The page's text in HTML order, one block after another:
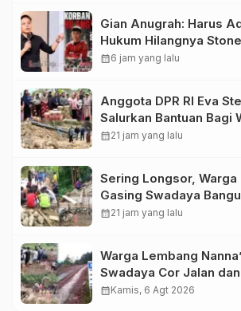
Gian Anugrah: Harus
Hukum Hilangnya
Keluarga tidak Larut
calendar_month6 jam yang lalu
Anggota DPR RI Eva
Salurkan Bantuan Bagi
Terdampak Longsor di
calendar_month21 jam yang lalu
Sering Longsor, Warga
Gasing Swadaya
dan Talut Jalan
calendar_month21 jam yang lalu
Warga Lembang
Swadaya Cor Jalan
Jembatan
calendar_monthKamis, 6 Agt 2026